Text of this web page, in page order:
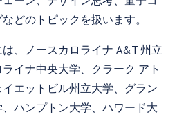
どのトピックを扱います。
は、ノースカロライナ A&T 州立
イナ中央大学、クラーク アト
エットビル州立大学、グラン
ハンプトン大学、ハワード大